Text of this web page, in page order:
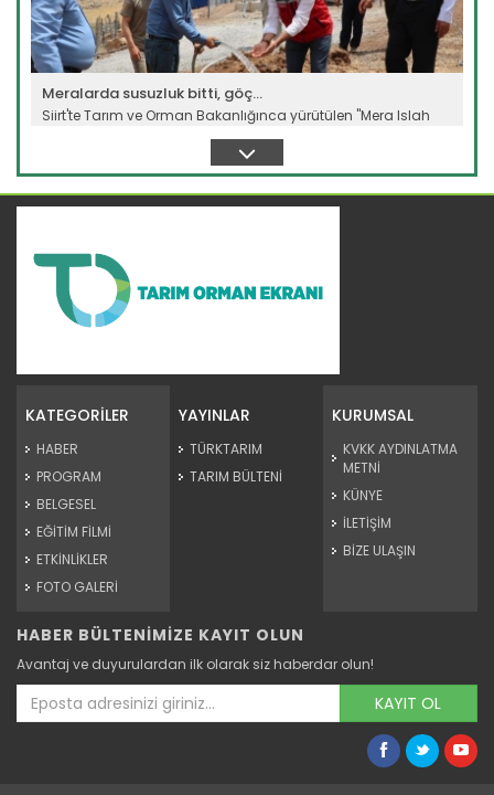
Meralarda susuzluk bitti, göç...
Siirt'te Tarım ve Orman Bakanlığınca yürütülen "Mera Islah
Uluslararası...
Sulama projesinde sona...
Tarım ve Orman Bakanlığı Devlet Su İşleri Genel
Müdürlüğünün...
Devamını Oku ->
KATEGORİLER
HABER
PROGRAM
BELGESEL
EĞİTİM FİLMİ
ETKİNLİKLER
FOTO GALERİ
YAYINLAR
TÜRKTARIM
TARIM BÜLTENİ
KURUMSAL
KVKK AYDINLATMA
METNİ
KÜNYE
İLETİŞİM
BİZE ULAŞIN
HABER BÜLTENİMİZE KAYIT OLUN
Avantaj ve duyurulardan ilk olarak siz haberdar olun!
KAYIT OL